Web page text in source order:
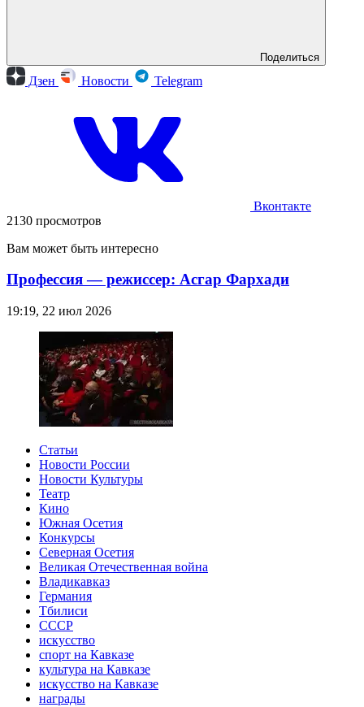
Поделиться
Дзен Новости Telegram
Вконтакте
2130 просмотров
Вам может быть интересно
Профессия — режиссер: Асгар Фархади
19:19, 22 июл 2026
Статьи
Новости России
Новости Культуры
Театр
Кино
Южная Осетия
Конкурсы
Северная Осетия
Великая Отечественная война
Владикавказ
Германия
Тбилиси
СССР
искусство
спорт на Кавказе
культура на Кавказе
искусство на Кавказе
награды